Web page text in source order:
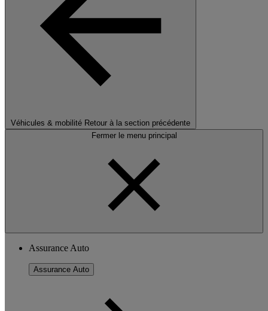
Véhicules & mobilité Retour à la section précédente
Fermer le menu principal
Assurance Auto
Assurance Auto